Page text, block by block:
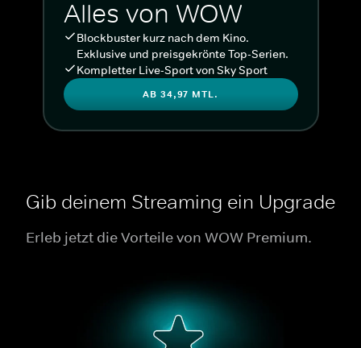
Alles von WOW
Blockbuster kurz nach dem Kino.
Exklusive und preisgekrönte Top-Serien.
Kompletter Live-Sport von Sky Sport
AB 34,97 MTL.
Gib deinem Streaming ein Upgrade
Erleb jetzt die Vorteile von WOW Premium.